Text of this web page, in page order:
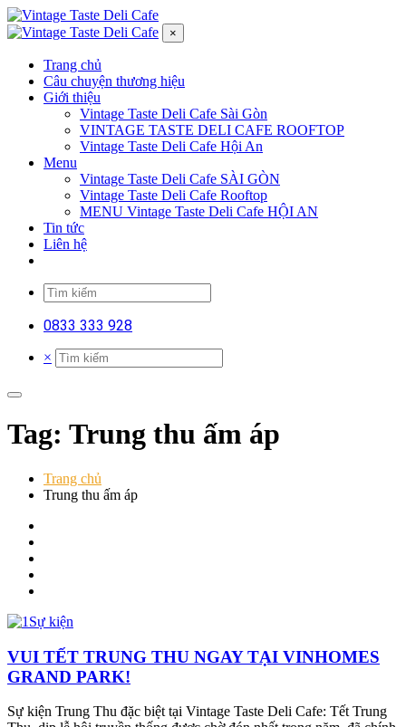
×
Trang chủ
Câu chuyện thương hiệu
Giới thiệu
Vintage Taste Deli Cafe Sài Gòn
VINTAGE TASTE DELI CAFE ROOFTOP
Vintage Taste Deli Cafe Hội An
Menu
Vintage Taste Deli Cafe SÀI GÒN
Vintage Taste Deli Cafe Rooftop
MENU Vintage Taste Deli Cafe HỘI AN
Tin tức
Liên hệ
0833 333 928
×
Tag: Trung thu ấm áp
Trang chủ
Trung thu ấm áp
Sự kiện
VUI TẾT TRUNG THU NGAY TẠI VINHOMES
GRAND PARK!
Sự kiện Trung Thu đặc biệt tại Vintage Taste Deli Cafe: Tết Trung